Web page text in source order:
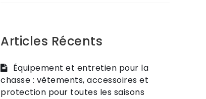
Articles Récents
Équipement et entretien pour la
chasse : vêtements, accessoires et
protection pour toutes les saisons